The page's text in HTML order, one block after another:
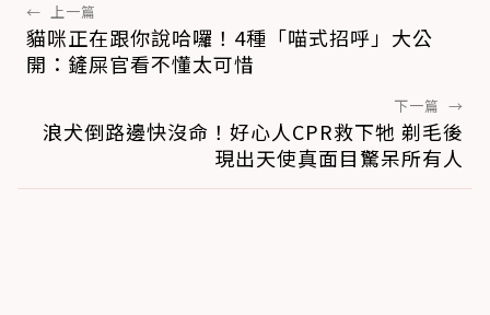
← 上一篇
貓咪正在跟你說哈囉！4種「喵式招呼」大公
開：鏟屎官看不懂太可惜
下一篇 →
浪犬倒路邊快沒命！好心人CPR救下牠 剃毛後
現出天使真面目驚呆所有人